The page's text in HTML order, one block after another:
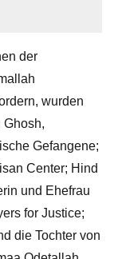
der
wurden
Ghosh,
Gefangene;
Center; Hind
und Ehefrau
for Justice;
die Tochter von